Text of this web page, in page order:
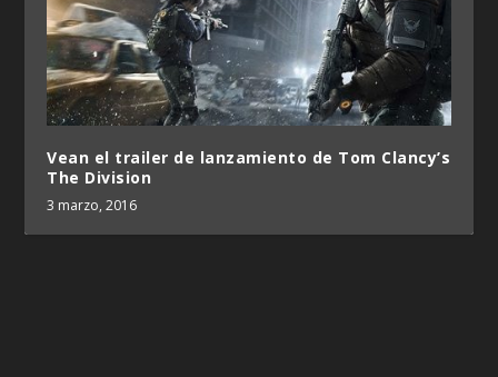
Vean el trailer de lanzamiento de Tom Clancy’s
The Division
3 marzo, 2016